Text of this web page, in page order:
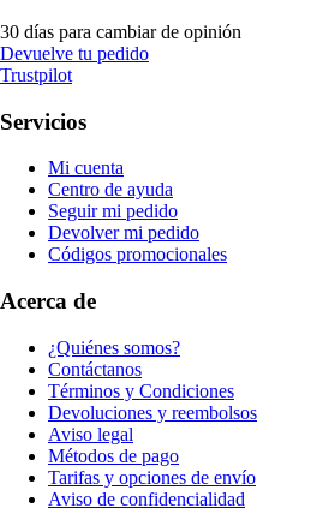
30 días para cambiar de opinión
Devuelve tu pedido
Trustpilot
Servicios
Mi cuenta
Centro de ayuda
Seguir mi pedido
Devolver mi pedido
Códigos promocionales
Acerca de
¿Quiénes somos?
Contáctanos
Términos y Condiciones
Devoluciones y reembolsos
Aviso legal
Métodos de pago
Tarifas y opciones de envío
Aviso de confidencialidad